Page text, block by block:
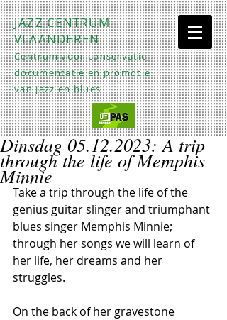
JAZZ CENTRUM
VLAANDEREN
Centrum voor conservatie,
documentatie en promotie
van jazz en blues
Dinsdag 05.12.2023: A trip
through the life of Memphis
Minnie
Take a trip through the life of the
genius guitar slinger and triumphant
blues singer Memphis Minnie;
through her songs we will learn of
her life, her dreams and her
struggles.
On the back of her gravestone